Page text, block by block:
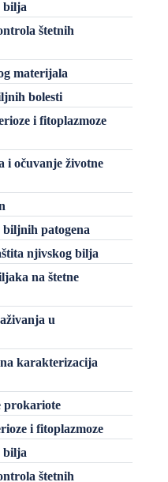
bilja
štetnih
materijala
bolesti
i fitoplazmoze
i očuvanje životne
patogena
njivskog bilja
na štetne
u
karakterizacija
prokariote
i fitoplazmoze
bilja
štetnih